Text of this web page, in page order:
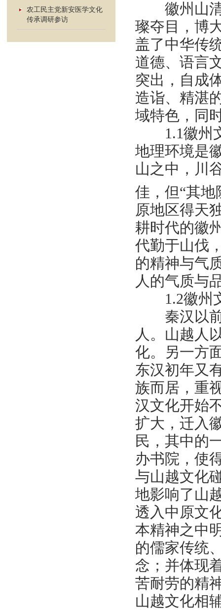
农工民主党新安医学文化
传承调研参访
徽州山清
璨夺目，博
盖了中华传
道德、语言
突出，自成
造诣、精湛
域特色，同
1.1徽州文
地理环境是
山之中，川
佳，但“其
原地区得天
耕时代的徽
代勤于山伐
的精神与气
人的气质与
1.2徽州文
秦汉以前
人。山越人
化。另一方
东汉初年又
族而居，重
汉文化开始
扩大，迁入
民，其中的
办书院，使
与山越文化
地影响了山
透入中原文
本精神之中
的儒家传统
念；并体现
苦耐劳的精
山越文化相